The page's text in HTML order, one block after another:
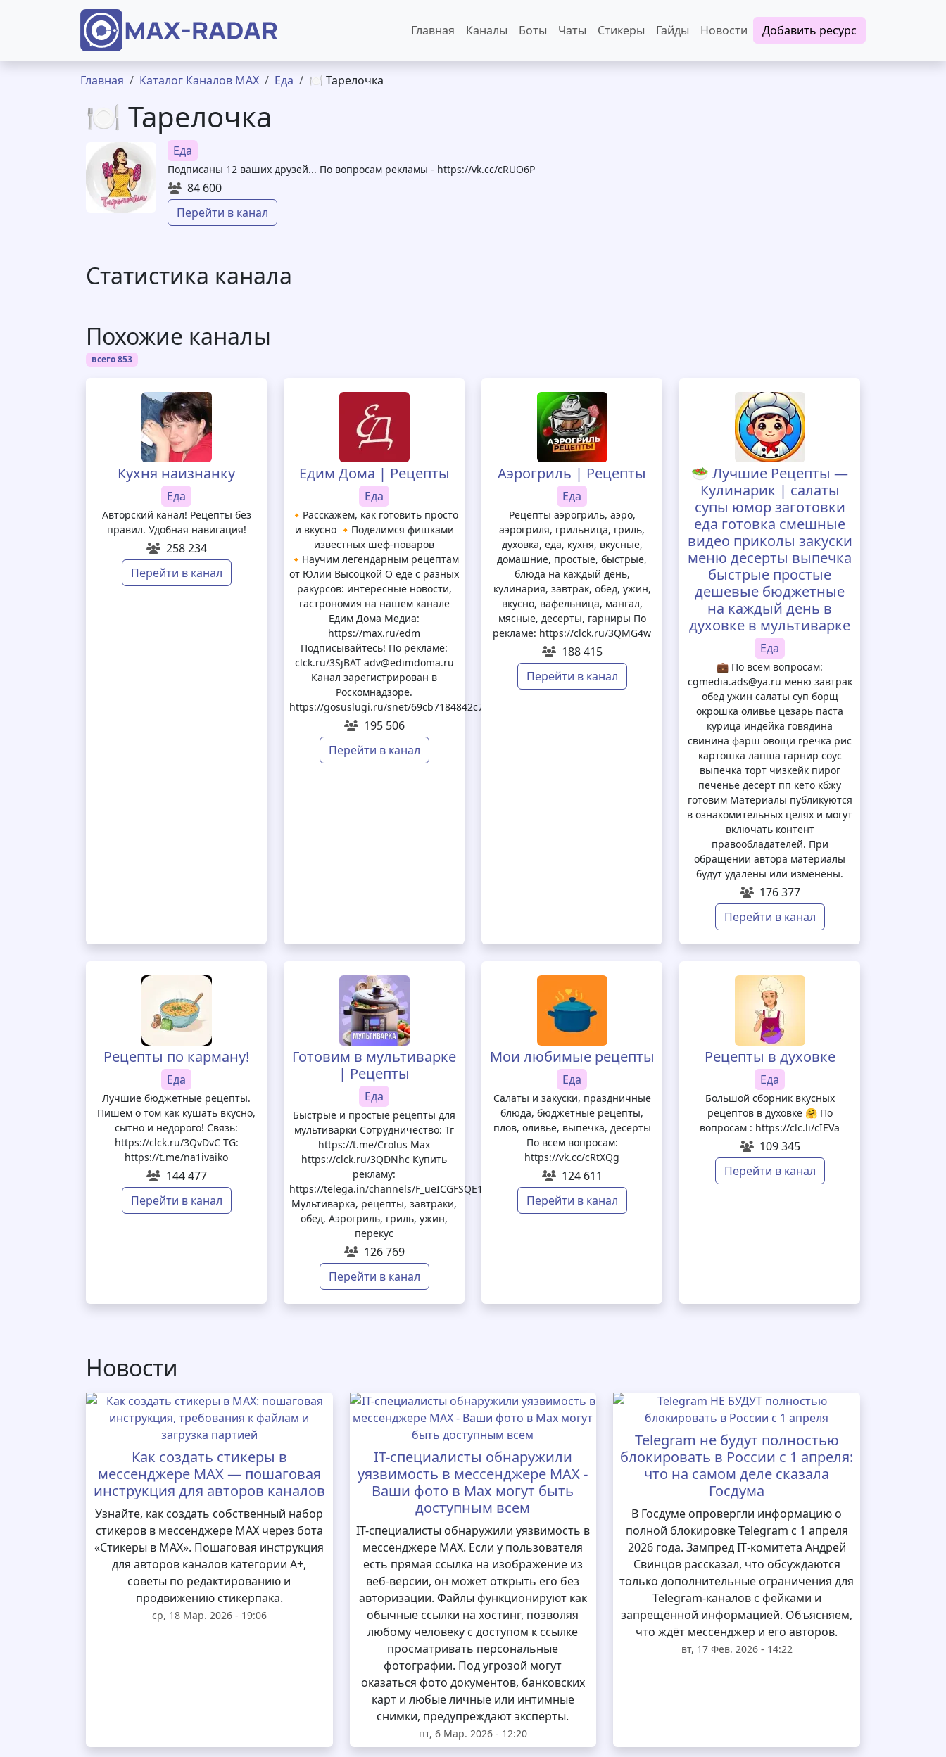
Перейти к основному содержанию
Основная навигация
Главная Каналы Боты Чаты Стикеры Гайды Новости Добавить ресурс
Строка навигации
Главная Каталог Каналов MAX Еда 🍽️ Тарелочка
🍽️ Тарелочка
Еда
Подписаны 12 ваших друзей... По вопросам рекламы - https://vk.cc/cRUO6P
84 600
Перейти в канал
Статистика канала
Похожие каналы
всего 853
Кухня наизнанку
Еда
Авторский канал! Рецепты без
правил. Удобная навигация!
258 234
Перейти в канал
Едим Дома | Рецепты
Еда
🔸Расскажем, как готовить просто
и вкусно 🔸Поделимся фишками
известных шеф-поваров
🔸Научим легендарным рецептам
от Юлии Высоцкой О еде с разных
ракурсов: интересные новости,
гастрономия на нашем канале
Едим Дома Медиа:
https://max.ru/edm
Подписывайтесь! По рекламе:
clck.ru/3SjBAT adv@edimdoma.ru
Канал зарегистрирован в
Роскомнадзоре.
https://gosuslugi.ru/snet/69cb7184842c7e1e295c2537
195 506
Перейти в канал
Аэрогриль | Рецепты
Еда
Рецепты аэрогриль, аэро,
аэрогриля, грильница, гриль,
духовка, еда, кухня, вкусные,
домашние, простые, быстрые,
блюда на каждый день,
кулинария, завтрак, обед, ужин,
вкусно, вафельница, мангал,
мясные, десерты, гарниры По
рекламе: https://clck.ru/3QMG4w
188 415
Перейти в канал
🥗 Лучшие Рецепты —
Кулинарик | салаты
супы юмор заготовки
еда готовка смешные
видео приколы закуски
меню десерты выпечка
быстрые простые
дешевые бюджетные
на каждый день в
духовке в мультиварке
Еда
💼 По всем вопросам:
cgmedia.ads@ya.ru меню завтрак
обед ужин салаты суп борщ
окрошка оливье цезарь паста
курица индейка говядина
свинина фарш овощи гречка рис
картошка лапша гарнир соус
выпечка торт чизкейк пирог
печенье десерт пп кето кбжу
готовим Материалы публикуются
в ознакомительных целях и могут
включать контент
правообладателей. При
обращении автора материалы
будут удалены или изменены.
176 377
Перейти в канал
Рецепты по карману!
Еда
Лучшие бюджетные рецепты.
Пишем о том как кушать вкусно,
сытно и недорого! Связь:
https://clck.ru/3QvDvC TG:
https://t.me/na1ivaiko
144 477
Перейти в канал
Готовим в мультиварке
| Рецепты
Еда
Быстрые и простые рецепты для
мультиварки Сотрудничество: Тг
https://t.me/Crolus Max
https://clck.ru/3QDNhc Купить
рекламу:
https://telega.in/channels/F_ueICGFSQE1NmFi/card_max
Мультиварка, рецепты, завтраки,
обед, Аэрогриль, гриль, ужин,
перекус
126 769
Перейти в канал
Мои любимые рецепты
Еда
Салаты и закуски, праздничные
блюда, бюджетные рецепты,
плов, оливье, выпечка, десерты
По всем вопросам:
https://vk.cc/cRtXQg
124 611
Перейти в канал
Рецепты в духовке
Еда
Большой сборник вкусных
рецептов в духовке 🤗 По
вопросам : https://clc.li/cIEVa
109 345
Перейти в канал
Новости
Как создать стикеры в
мессенджере MAX — пошаговая
инструкция для авторов каналов
Узнайте, как создать собственный набор
стикеров в мессенджере MAX через бота
«Стикеры в MAX». Пошаговая инструкция
для авторов каналов категории А+,
советы по редактированию и
продвижению стикерпака.
ср, 18 Мар. 2026 - 19:06
IT-специалисты обнаружили
уязвимость в мессенджере MAX -
Ваши фото в Max могут быть
доступным всем
IT-специалисты обнаружили уязвимость в
мессенджере MAX. Если у пользователя
есть прямая ссылка на изображение из
веб-версии, он может открыть его без
авторизации. Файлы функционируют как
обычные ссылки на хостинг, позволяя
любому человеку с доступом к ссылке
просматривать персональные
фотографии. Под угрозой могут
оказаться фото документов, банковских
карт и любые личные или интимные
снимки, предупреждают эксперты.
пт, 6 Мар. 2026 - 12:20
Telegram не будут полностью
блокировать в России с 1 апреля:
что на самом деле сказала
Госдума
В Госдуме опровергли информацию о
полной блокировке Telegram с 1 апреля
2026 года. Зампред IT‑комитета Андрей
Свинцов рассказал, что обсуждаются
только дополнительные ограничения для
Telegram‑каналов с фейками и
запрещённой информацией. Объясняем,
что ждёт мессенджер и его авторов.
вт, 17 Фев. 2026 - 14:22